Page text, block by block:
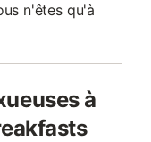
n'êtes qu'à
à